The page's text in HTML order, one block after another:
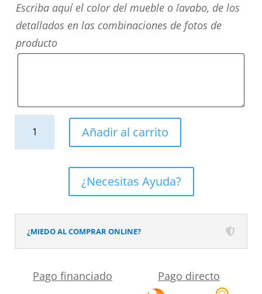
Escriba aquí el color del mueble o lavabo, de los
detallados en las combinaciones de fotos de
producto
suspendido
2
lavabos
-
puertas
Añadir al carrito
¿Necesitas Ayuda?
¿MIEDO AL COMPRAR ONLINE?
Pago financiado Pago directo